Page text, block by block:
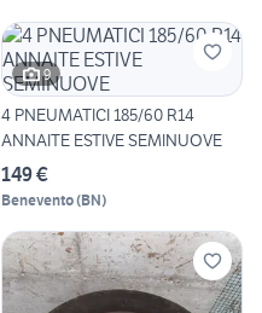
9
4 PNEUMATICI 185/60 R14
ANNAITE ESTIVE SEMINUOVE
149 €
Benevento(BN)